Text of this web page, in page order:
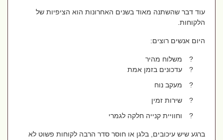
עוד דבר שהשתנה מאוד בשנים האחרונות הוא הציפיות של
הלקוחות.
היום אנשים רוצים:
משלוח מהיר
עדכונים בזמן אמת
מעקב נוח
שירות זמין
וחוויית קנייה חלקה לגמרי
ברגע שיש עיכובים, בלגן או חוסר סדר הרבה לקוחות פשוט לא